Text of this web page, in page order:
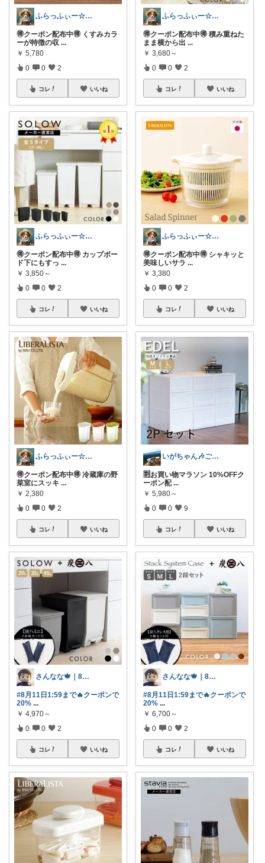
ふらっふぃー☆ナチュラルな暮らし☆
🉐クーポン配布中🉐 くすみカラ
ーが特徴の収 ...
￥ 5,780
0 0 2
コレ いいね
ふらっふぃー☆ナチュラルな暮らし☆
🉐クーポン配布中🉐 カップボー
ド下にもすっ ...
￥ 3,850～
0 0 2
コレ いいね
ふらっふぃー☆ナチュラルな暮らし☆
🉐クーポン配布中🉐 冷蔵庫の野
菜室にスッキ ...
￥ 2,380
0 0 2
コレ いいね
さんなな🍁｜8月朝コレチャレンジ🌞
#8月11日1:59まで🔥クーポンで
20% ...
￥ 4,970～
0 0 2
コレ いいね
ふらっふぃー☆ナチュラルな暮らし☆
🉐クーポン配布中🉐 積み重ねた
まま横から出 ...
￥ 3,680～
0 0 2
コレ いいね
ふらっふぃー☆ナチュラルな暮らし☆
🉐クーポン配布中🉐 シャキッと
美味しいサラ ...
￥ 3,380
0 0 2
コレ いいね
いがちゃん🎶ご購入感謝です🎶
🈹お買い物マラソン 10%OFFク
ーポン配 ...
￥ 5,980～
0 0 9
コレ いいね
さんなな🍁｜8月朝コレチャレンジ🌞
#8月11日1:59まで🔥クーポンで
20% ...
￥ 6,700～
0 0 2
コレ いいね